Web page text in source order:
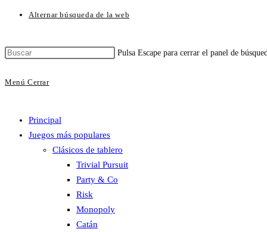
Alternar búsqueda de la web
Pulsa Escape para cerrar el panel de
Menú Cerrar
Principal
Juegos más populares
Clásicos de tablero
Trivial Pursuit
Party & Co
Risk
Monopoly
Catán